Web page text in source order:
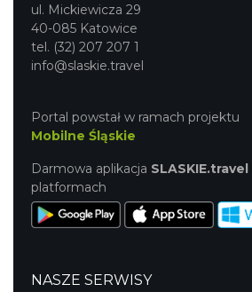
ul. Mickiewicza 29
40-085 Katowice
tel. (32) 207 207 1
info@slaskie.travel
Portal powstał w ramach projektu
Mobilne Śląskie
Darmowa aplikacja SLASKIE.travel
platformach
NASZE SERWISY